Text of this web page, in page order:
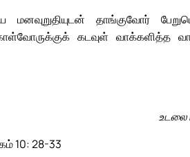
தாங்குவோர்
கடவுள் வாக்களித்த
உடலை
10: 28-33